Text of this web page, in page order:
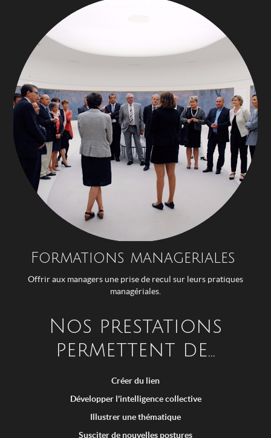
Formations manageriales
Offrir aux managers une prise de recul sur leurs pratiques
managériales.
Nos prestations
permettent de...
Créer du lien
Développer l'intelligence collective
Illustrer une thématique
Susciter de nouvelles postures